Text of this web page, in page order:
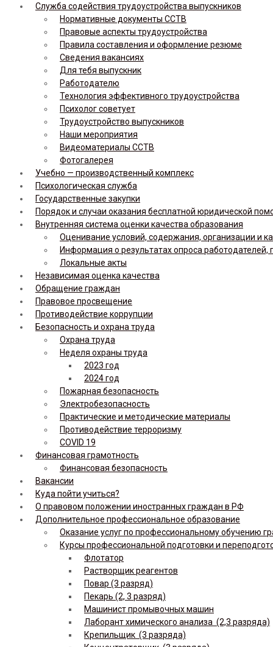
Служба содействия трудоустройства выпускников
Нормативные документы ССТВ
Правовые аспекты трудоустройства
Правила составления и оформление резюме
Сведения вакансиях
Для тебя выпускник
Работодателю
Технология эффективного трудоустройства
Психолог советует
Трудоустройство выпускников
Наши мероприятия
Видеоматериалы ССТВ
Фотогалерея
Учебно — производственный комплекс
Психологическая служба
Государственные закупки
Порядок и случаи оказания бесплатной юридической
Внутренняя система оценки качества образования
Оценивание условий, содержания, организации и
Информация о результатах опроса
Локальные акты
Независимая оценка качества
Обращение граждан
Правовое просвещение
Противодействие коррупции
Безопасность и охрана труда
Охрана труда
Неделя охраны труда
2023 год
2024 год
Пожарная безопасность
Электробезопасность
Практические и методические материалы
Противодействие терроризму
COVID 19
Финансовая грамотность
Финансовая безопасность
Вакансии
Куда пойти учиться?
О правовом положении иностранных граждан в РФ
Дополнительное профессиональное образование
Оказание услуг по профессиональному обучению
Курсы профессиональной подготовки и
Флотатор
Растворщик реагентов
Повар (3 разряд)
Пекарь (2, 3 разряд)
Машинист промывочных машин
Лаборант химического анализа (2,3 разряда)
Крепильщик (3 разряда)